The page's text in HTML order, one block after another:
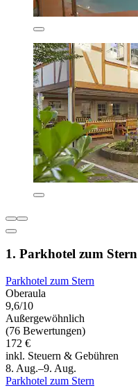
1. Parkhotel zum Stern
Parkhotel zum Stern
Oberaula
9,6/10
Außergewöhnlich
(76 Bewertungen)
172 €
inkl. Steuern & Gebühren
8. Aug.–9. Aug.
Parkhotel zum Stern